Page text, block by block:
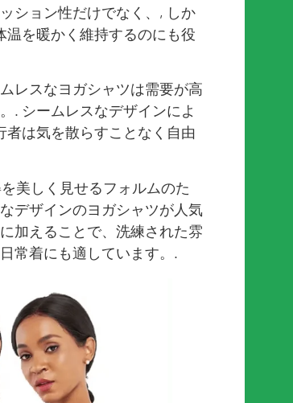
ション性だけでなく、, しか
温を暖かく維持するのにも役
レスなヨガシャツは需要が高
. シームレスなデザインによ
者は気を散らすことなく自由
美しく見せるフォルムのた
デザインのヨガシャツが人気
加えることで、洗練された雰
常着にも適しています。.